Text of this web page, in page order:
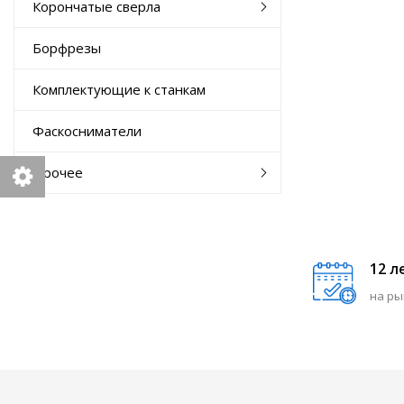
Корончатые сверла
Борфрезы
Комплектующие к станкам
Фаскосниматели
Прочее
12
на